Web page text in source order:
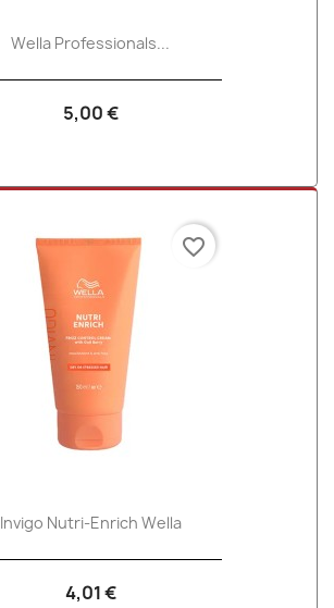
Wella Professionals...
5,00 €
Invigo Nutri-Enrich Wella
4,01 €
favorite_border